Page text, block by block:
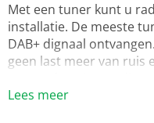
Met een tuner kunt u
installatie. De meeste
DAB+ dignaal
geen last meer van ruis
beschikking over meer
Lees meer